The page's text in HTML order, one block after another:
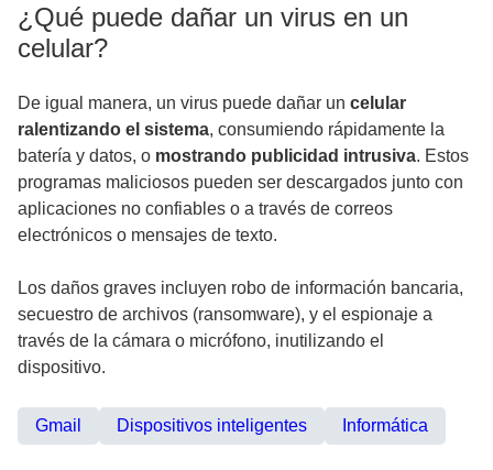
¿Qué puede dañar un virus en un
celular?
De igual manera, un virus puede dañar un celular
ralentizando el sistema, consumiendo rápidamente la
batería y datos, o mostrando publicidad intrusiva. Estos
programas maliciosos pueden ser descargados junto con
aplicaciones no confiables o a través de correos
electrónicos o mensajes de texto.
Los daños graves incluyen robo de información bancaria,
secuestro de archivos (ransomware), y el espionaje a
través de la cámara o micrófono, inutilizando el
dispositivo.
Gmail Dispositivos inteligentes Informática